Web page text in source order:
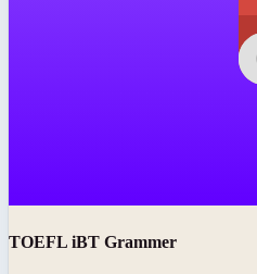
TOEFL iBT Grammer